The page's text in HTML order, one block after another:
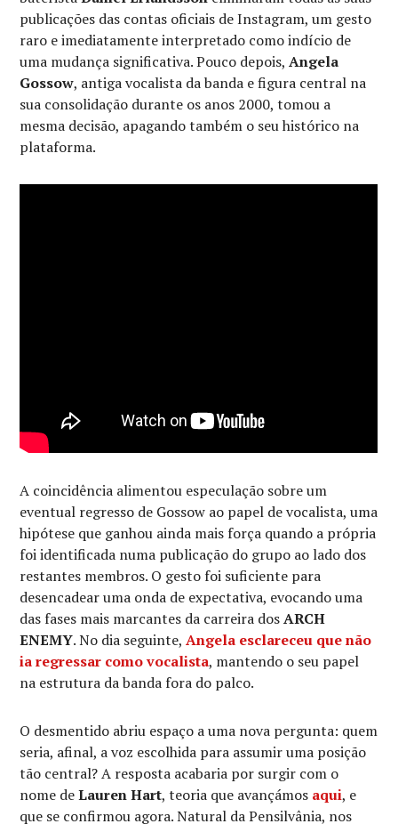
publicações das contas oficiais de Instagram, um gesto
raro e imediatamente interpretado como indício de
uma mudança significativa. Pouco depois,Angela
Gossow, antiga vocalista da banda e figura central na
sua consolidação durante os anos 2000, tomou a
mesma decisão, apagando também o seu histórico na
plataforma.
A coincidência alimentou especulação sobre um
eventual regresso de Gossow ao papel de vocalista, uma
hipótese que ganhou ainda mais força quando a própria
foi identificada numa publicação do grupo ao lado dos
restantes membros. O gesto foi suficiente para
desencadear uma onda de expectativa, evocando uma
das fases mais marcantes da carreira dosARCH
ENEMY. No dia seguinte,Angela esclareceu que não
ia regressar como vocalista, mantendo o seu papel
na estrutura da banda fora do palco.
O desmentido abriu espaço a uma nova pergunta: quem
seria, afinal, a voz escolhida para assumir uma posição
tão central? A resposta acabaria por surgir com o
nome deLauren Hart, teoria que avançámos aqui, e
que se confirmou agora. Natural da Pensilvânia, nos